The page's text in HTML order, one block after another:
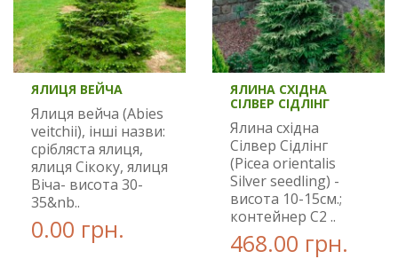
ЯЛИЦЯ ВЕЙЧА
Ялиця вейча (Abies
veitchii), інші назви:
срібляста ялиця,
ялиця Сікоку, ялиця
Віча- висота 30-
35&nb..
0.00 грн.
ЯЛИНА СХІДНА
СІЛВЕР СІДЛІНГ
Ялина східна
Сілвер Сідлінг
(Picea orientalis
Silver seedling) -
висота 10-15см.;
контейнер С2 ..
468.00 грн.